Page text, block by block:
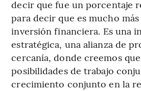
decir que fue un porcentaje
para decir que es mucho
inversión financiera. Es una
estratégica, una alianza de
cercanía, donde creemos
posibilidades de trabajo
crecimiento conjunto en la